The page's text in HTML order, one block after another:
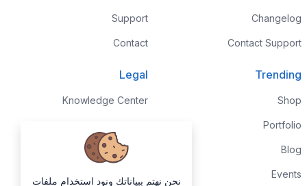
Changelog
Contact Support
Support
Contact
Trending
Shop
Portfolio
Blog
Events
Legal
Knowledge Center
Sponsorships
نحن نهتم ببياناتك ونود استخدام ملفات